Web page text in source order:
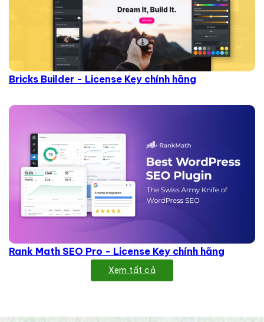
Bricks Builder - License Key chính hãng
Rank Math SEO Pro - License Key chính hãng
Xem tất cả